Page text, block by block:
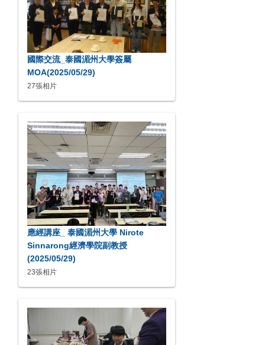
國際交流_泰國湄州大學簽屬
MOA(2025/05/29)
27張相片
應經講座_ 泰國湄州大學 Nirote
Sinnarong經濟學院副教授
(2025/05/29)
23張相片